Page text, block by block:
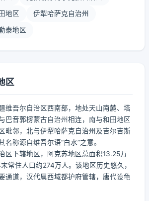
地区 伊犁哈萨克自治州
泰地区
区
维吾尔自治区西南部，地处天山南麓、塔
巴音郭楞蒙古自治州相连，南与和田地区
毗邻，北与伊犁哈萨克自治州及吉尔吉斯
名称源自维吾尔语“白水”之意。
区下辖地区，阿克苏地区总面积13.25万
常住人口约274万人。该地区历史悠久，
通道，汉代属西域都护府管辖，唐代设龟